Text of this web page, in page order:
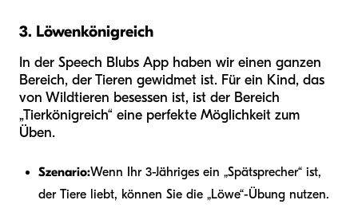
3. Löwenkönigreich
In der Speech Blubs App haben wir einen ganzen
Bereich, der Tieren gewidmet ist. Für ein Kind, das
von Wildtieren besessen ist, ist der Bereich
„Tierkönigreich“ eine perfekte Möglichkeit zum
Üben.
Szenario:Wenn Ihr 3-Jähriges ein „Spätsprecher“ ist,
der Tiere liebt, können Sie die „Löwe“-Übung nutzen.